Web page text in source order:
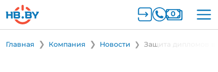
Главная Компания Новости Защита дипломов в